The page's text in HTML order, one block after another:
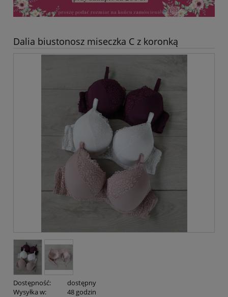
Dalia biustonosz miseczka C z koronką
Dostępność:
dostępny
Wysyłka w:
48 godzin